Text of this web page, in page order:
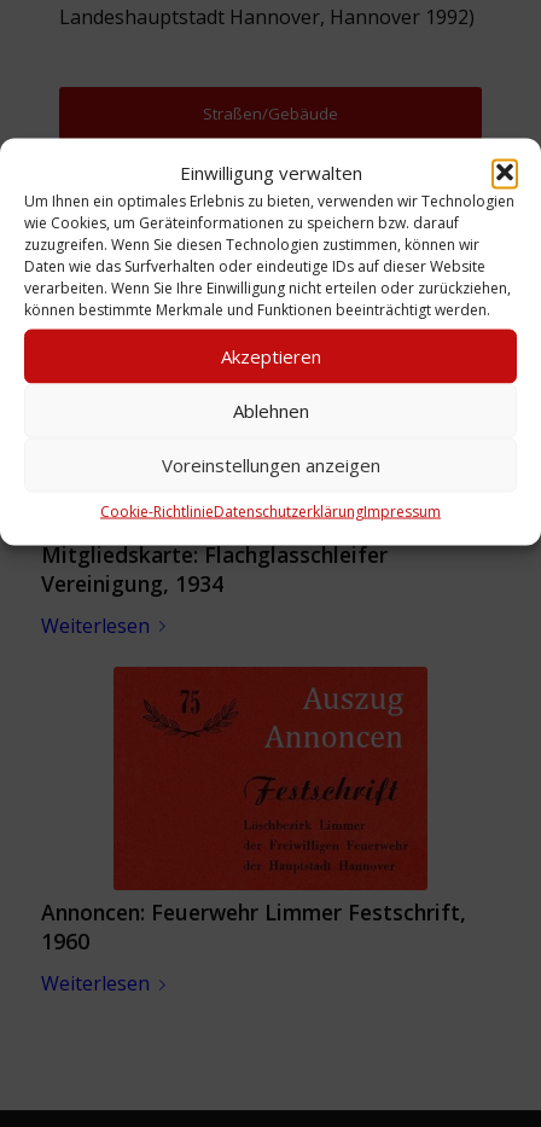
Einwilligung verwalten
Um Ihnen ein optimales Erlebnis zu bieten, verwenden wir Technologien
wie Cookies, um Geräteinformationen zu speichern bzw. darauf
zuzugreifen. Wenn Sie diesen Technologien zustimmen, können wir
Daten wie das Surfverhalten oder eindeutige IDs auf dieser Website
verarbeiten. Wenn Sie Ihre Einwilligung nicht erteilen oder zurückziehen,
können bestimmte Merkmale und Funktionen beeinträchtigt werden.
Akzeptieren
Ablehnen
Voreinstellungen anzeigen
Cookie-RichtlinieDatenschutzerklärungImpressum
Landeshauptstadt Hannover, Hannover 1992)
Straßen/Gebäude
Zurück zur Suche
Mitgliedskarte: Flachglasschleifer
Vereinigung, 1934
Weiterlesen
Annoncen: Feuerwehr Limmer Festschrift,
1960
Weiterlesen